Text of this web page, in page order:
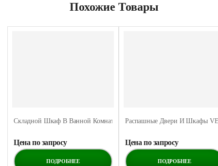
Похожие Товары
Складной Шкаф В Ванной Комнате
Цена по запросу
ПОДРОБНЕЕ
Распашные Двери И Шкафы
Цена по запросу
ПОДРОБНЕЕ